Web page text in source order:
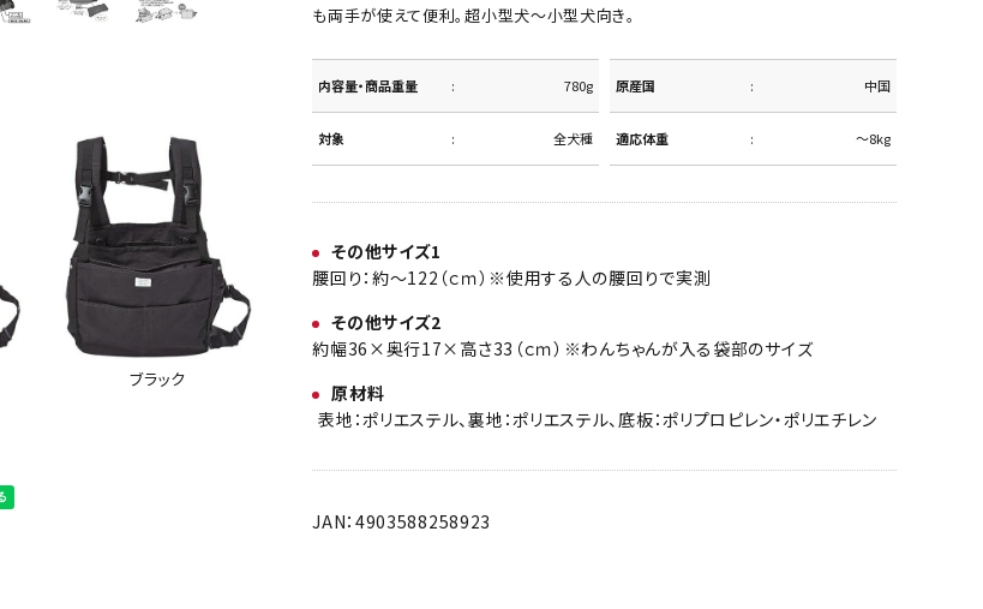
ブラック
も両手が使えて便利。超小型犬～小型犬向き。
内容量・商品重量 780g 原産国 中国
対象 全犬種 適応体重 ～8kg
その他サイズ1
腰回り：約～122（ｃｍ）※使用する人の腰回りで実測
その他サイズ2
約幅36×奥行17×高さ33（ｃｍ）※わんちゃんが入る袋部のサイズ
原材料
表地：ポリエステル、裏地：ポリエステル、底板：ポリプロピレン・ポリエチレン
JAN：4903588258923